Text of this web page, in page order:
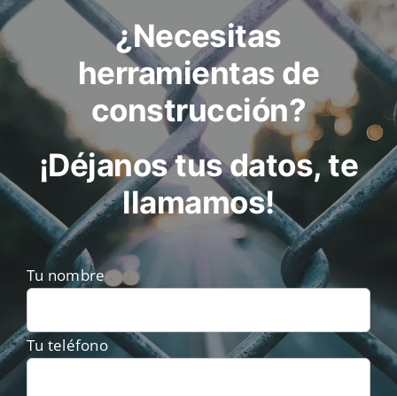
¿Necesitas
herramientas de
construcción?
¡Déjanos tus datos, te
llamamos!
Tu nombre
Tu teléfono